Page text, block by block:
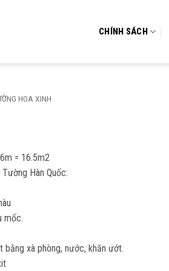
CHÍNH SÁCH
HOA XINH
= 16.5m2
Hàn Quốc:
mốc.
xà phòng, nước, khăn ướt.